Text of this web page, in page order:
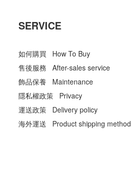
SERVICE
如何購買 How To Buy
售後服務 After-sales service
飾品保養 Maintenance
隱私權政策 Privacy
運送政策 Delivery policy
海外運送 Product shipping method